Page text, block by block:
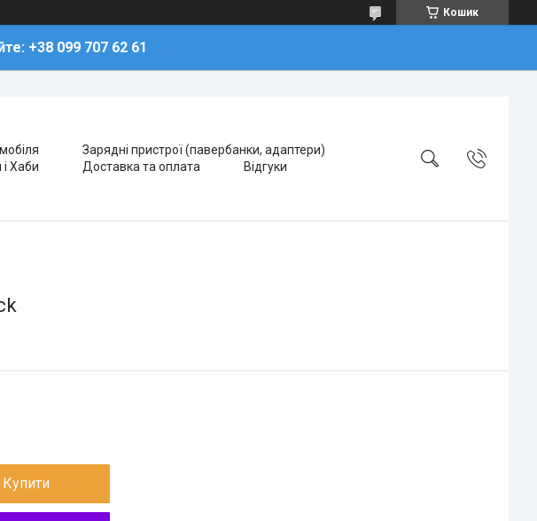
Кошик
+38 099 707 62 61
Зарядні пристрої (павербанки, адаптери)
і Хаби Доставка та оплата Відгуки
Купити